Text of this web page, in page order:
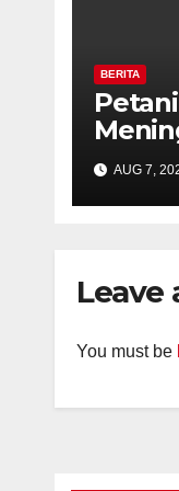
BERITA
AUG 7,
Leave
You must be